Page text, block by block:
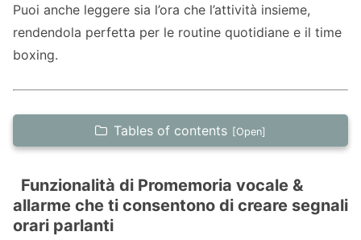
Puoi anche leggere sia l’ora che l’attività insieme,
rendendola perfetta per le routine quotidiane e il time
boxing.
Tables of contents
che ti consentono di creare segnali orari
parlanti
Riproduce automaticamente il tuo segnale
Funzionalità di Promemoria vocale &
allarme che ti consentono di creare segnali
orari parlanti